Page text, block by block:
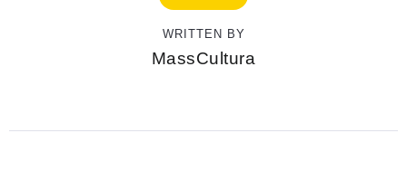
WRITTEN BY
MassCultura